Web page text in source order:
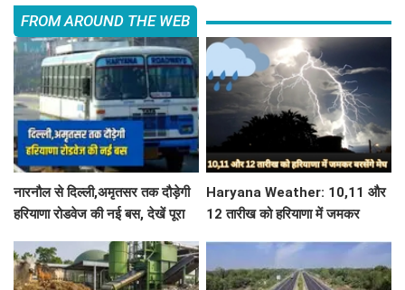
FROM AROUND THE WEB
नारनौल से दिल्ली,अमृतसर तक दौड़ेगी
हरियाणा रोडवेज की नई बस, देखें पूरा
Haryana Weather: 10,11 और
12 तारीख को हरियाणा में जमकर